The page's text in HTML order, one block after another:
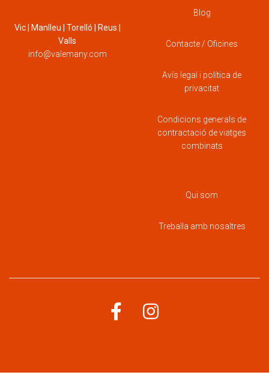
Vic | Manlleu | Torelló | Reus |
Valls
info@valemany.com
Blog
Contacte / Oficines
Avís legal i política de
privacitat
Condicions generals de
contractació de viatges
combinats
Qui som
Treballa amb nosaltres